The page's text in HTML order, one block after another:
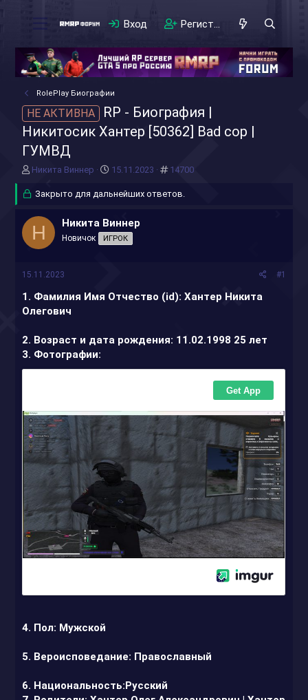
Вход Регистрация
RolePlay Биографии
НЕ АКТИВНА
RP - Биография |
Никитосик Хантер [50362] Bad cop |
ГУМВД
А
т
р
т
Никита Виннер
Д
т
н
а
ч
15.11.2023 #14700
Закрыто для дальнейших ответов.
Н Никита Виннер
Новичок ИГРОК
15.11.2023 #1
1. Фамилия Имя Отчество (id): Хантер Никита
Олегович
2. Возраст и дата рождения: 11.02.1998 25 лет
3. Фотографии:
4. Пол: Мужской
5. Вероисповедание: Православный
6. Национальность:Русский